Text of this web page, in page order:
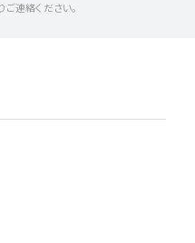
ご連絡ください。